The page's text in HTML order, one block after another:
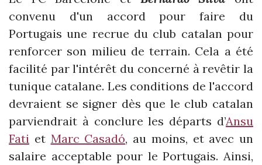
convenu d'un accord pour faire du
Portugais une recrue du club catalan pour
renforcer son milieu de terrain. Cela a été
facilité par l'intérêt du concerné à revêtir la
tunique catalane. Les conditions de l'accord
devraient se signer dès que le club catalan
parviendrait à conclure les départs d’Ansu
Fati et Marc Casadó, au moins, et avec un
salaire acceptable pour le Portugais. Ainsi,